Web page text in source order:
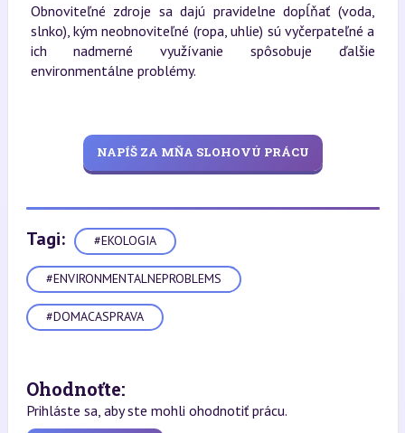
Obnoviteľné zdroje sa dajú pravidelne dopĺňať (voda,
slnko), kým neobnoviteľné (ropa, uhlie) sú vyčerpateľné a
ich nadmerné využívanie spôsobuje ďalšie
environmentálne problémy.
NAPÍŠ ZA MŇA SLOHOVÚ PRÁCU
Tagi: #EKOLOGIA
#ENVIRONMENTALNEPROBLEMS
#DOMACASPRAVA
Ohodnoťte:
Prihláste sa, aby ste mohli ohodnotiť prácu.